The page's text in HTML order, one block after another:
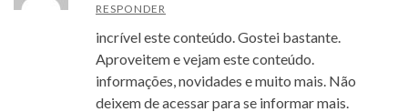
RESPONDER
incrível este conteúdo. Gostei bastante.
Aproveitem e vejam este conteúdo.
informações, novidades e muito mais. Não
deixem de acessar para se informar mais.